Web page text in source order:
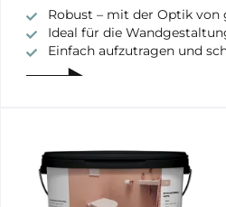
Robust – mit der Optik von
Ideal für die
Einfach aufzutragen und